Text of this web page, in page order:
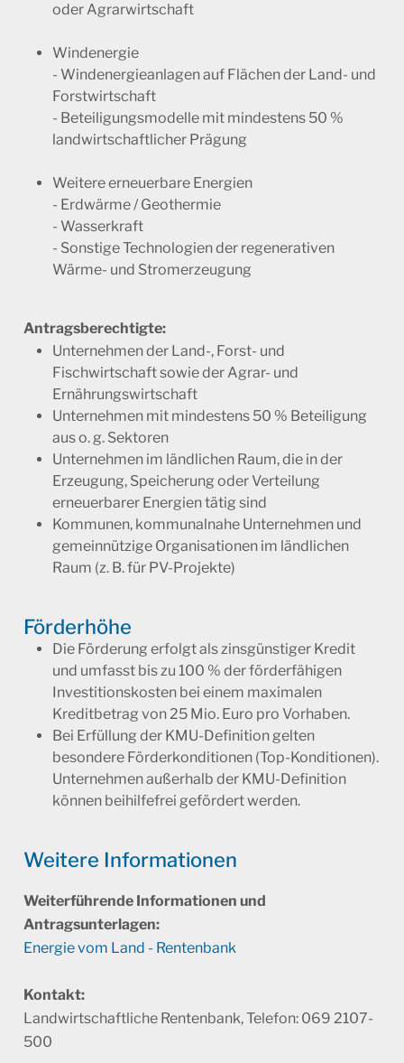
oder Agrarwirtschaft
Windenergie
- Windenergieanlagen auf Flächen der Land- und
Forstwirtschaft
- Beteiligungsmodelle mit mindestens 50 %
landwirtschaftlicher Prägung
Weitere erneuerbare Energien
- Erdwärme / Geothermie
- Wasserkraft
- Sonstige Technologien der regenerativen
Wärme- und Stromerzeugung
Antragsberechtigte:
Unternehmen der Land-, Forst- und
Fischwirtschaft sowie der Agrar- und
Ernährungswirtschaft
Unternehmen mit mindestens 50 % Beteiligung
aus o. g. Sektoren
Unternehmen im ländlichen Raum, die in der
Erzeugung, Speicherung oder Verteilung
erneuerbarer Energien tätig sind
Kommunen, kommunalnahe Unternehmen und
gemeinnützige Organisationen im ländlichen
Raum (z. B. für PV-Projekte)
Förderhöhe
Die Förderung erfolgt als zinsgünstiger Kredit
und umfasst bis zu 100 % der förderfähigen
Investitionskosten bei einem maximalen
Kreditbetrag von 25 Mio. Euro pro Vorhaben.
Bei Erfüllung der KMU-Definition gelten
besondere Förderkonditionen (Top-Konditionen).
Unternehmen außerhalb der KMU-Definition
können beihilfefrei gefördert werden.
Weitere Infor­ma­tionen
Weiterführende Informationen und
Antragsunterlagen:
Energie vom Land - Rentenbank
Kontakt:
Landwirtschaftliche Rentenbank, Telefon: 069 2107-
500